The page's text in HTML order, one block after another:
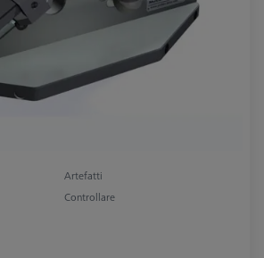
Artefatti
Controllare